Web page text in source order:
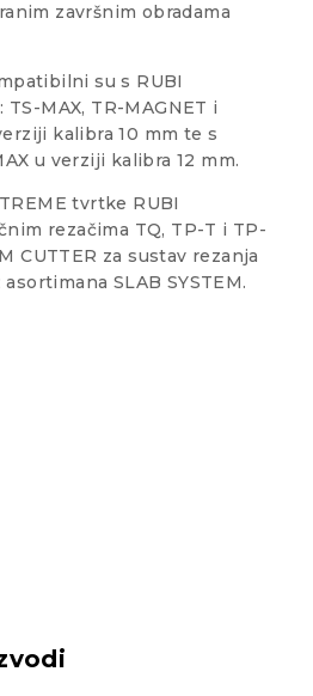
završnim obradama
su s RUBI
MAX, TR-MAGNET i
kalibra 10 mm te s
u verziji kalibra 12 mm.
tvrtke RUBI
rezačima TQ, TP-T i TP-
CUTTER za sustav rezanja
SLAB SYSTEM.